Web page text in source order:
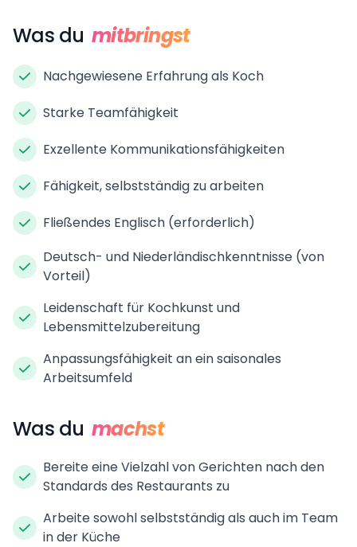
Was du mitbringst
Nachgewiesene Erfahrung als Koch
Starke Teamfähigkeit
Exzellente Kommunikationsfähigkeiten
Fähigkeit, selbstständig zu arbeiten
Fließendes Englisch (erforderlich)
Deutsch- und Niederländischkenntnisse (von
Vorteil)
Leidenschaft für Kochkunst und
Lebensmittelzubereitung
Anpassungsfähigkeit an ein saisonales
Arbeitsumfeld
Was du machst
Bereite eine Vielzahl von Gerichten nach den
Standards des Restaurants zu
Arbeite sowohl selbstständig als auch im Team
in der Küche